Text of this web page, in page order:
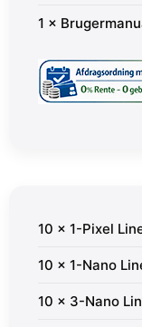
1 ×
10 × 1-Pixel
10 × 1-Nano
10 × 3-Nano